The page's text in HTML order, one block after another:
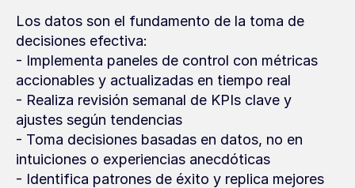
Los datos son el fundamento de la toma de
decisiones efectiva:
- Implementa paneles de control con métricas
accionables y actualizadas en tiempo real
- Realiza revisión semanal de KPIs clave y
ajustes según tendencias
- Toma decisiones basadas en datos, no en
intuiciones o experiencias anecdóticas
- Identifica patrones de éxito y replica mejores